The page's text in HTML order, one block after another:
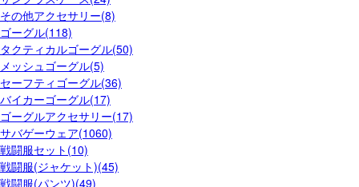
その他アクセサリー(8)
ゴーグル(118)
タクティカルゴーグル(50)
メッシュゴーグル(5)
セーフティゴーグル(36)
バイカーゴーグル(17)
ゴーグルアクセサリー(17)
サバゲーウェア(1060)
戦闘服セット(10)
戦闘服(ジャケット)(45)
戦闘服(パンツ)(49)